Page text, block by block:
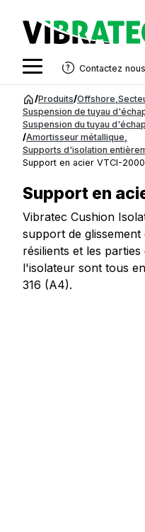
contenu
Contactez nous
/Produits/Offshore
Suspension de tuyau
Suspension du tuyau
/Amortisseur métallique
Supports d'isolation
Support en acier VTCI-
Support en
Vibratec Cushion
support de glissement
résilients et les
l'isolateur sont tous
316 (A4).